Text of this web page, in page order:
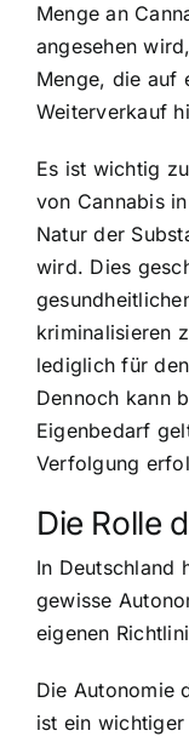
Menge an
angesehen
Menge, die auf
Weiterverkauf
Es ist wichtig
von Cannabis
Natur der
wird. Dies
kriminalisieren
lediglich für
Dennoch kann
Eigenbedarf
Verfolgung
Die Rolle
In Deutschland
gewisse
eigenen
Die Autonomie
ist ein